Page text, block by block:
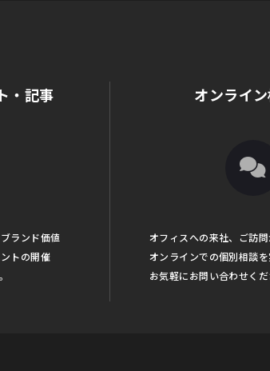
・記事
ランド価値
トの開催
オンライ
オフィスへの来社、ご訪問
オンラインでの個別相談を
お気軽にお問い合わせくだ